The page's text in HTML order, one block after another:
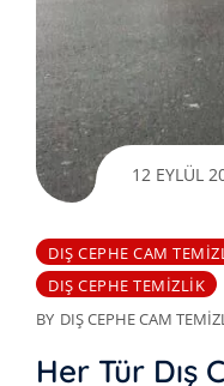
12 EYLÜL
DIŞ CEPHE CAM
DIŞ CEPHE TEMIZLIK
BY DIŞ CEPHE CAM
Her Tür Dış